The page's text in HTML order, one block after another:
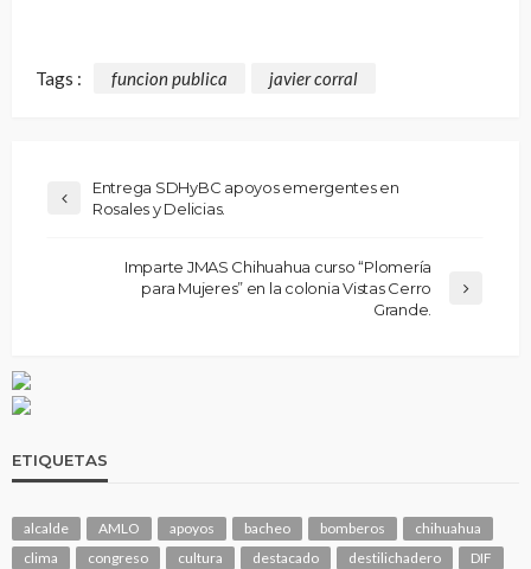
Tags : funcion publica javier corral
Entrega SDHyBC apoyos emergentes en
Rosales y Delicias.
Imparte JMAS Chihuahua curso “Plomería
para Mujeres” en la colonia Vistas Cerro
Grande.
ETIQUETAS
alcalde AMLO apoyos bacheo bomberos
chihuahua
clima
congreso cultura destacado destilichadero
DIF